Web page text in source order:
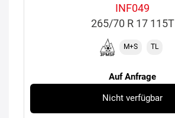
INF049
265/70 R 17 115T
M+S TL
Auf Anfrage
Nicht verfügbar